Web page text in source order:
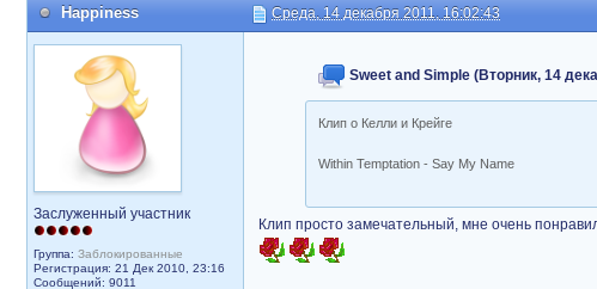
Happiness Среда, 14 декабря 2011, 16:02:43
Заслуженный участник
Группа: Заблокированные
Регистрация: 21 Дек 2010, 23:16
Сообщений: 9011
Sweet and Simple (Вторник, 14
Клип о Келли и Крейге
Within Temptation - Say My Name
Клип просто замечательный, мне очень